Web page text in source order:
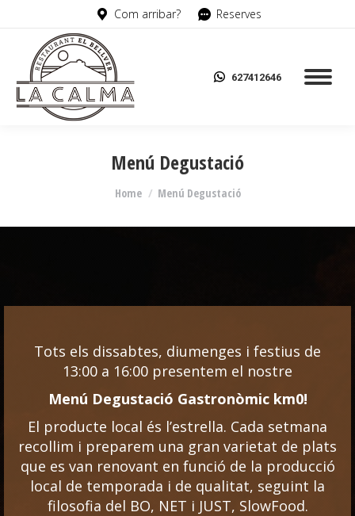
Com arribar? Reserves
627412646
Menú Degustació
You are here:
Home Menú Degustació
Tots els dissabtes, diumenges i festius de
13:00 a 16:00 presentem el nostre
Menú Degustació Gastronòmic km0!
El producte local és l’estrella. Cada setmana
recollim i preparem una gran varietat de plats
que es van renovant en funció de la producció
local de temporada i de qualitat, seguint la
filosofia del BO, NET i JUST, SlowFood.